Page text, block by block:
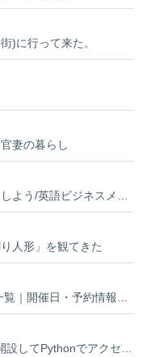
)に行って来た。
妻の暮らし
メールの返事や支払いの催促を丁寧にしよう/英語ビジネスメール
人形」を観てきた
【2026年版】私立中学の文化祭日程一覧｜開催日・予約情報を学校別に検索
【OANDA】無料で簡単にデモ口座を開設してPythonでアクセスしてみる。【AIでFX】